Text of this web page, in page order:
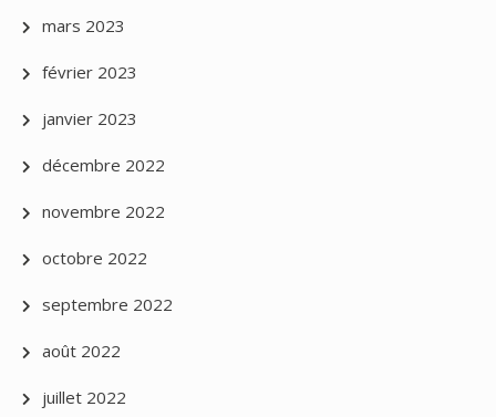
mars 2023
février 2023
janvier 2023
décembre 2022
novembre 2022
octobre 2022
septembre 2022
août 2022
juillet 2022